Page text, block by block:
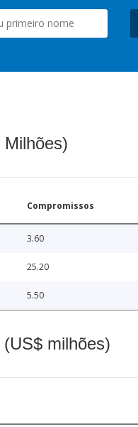
Compromissos
3.60
25.20
5.50
milhões)